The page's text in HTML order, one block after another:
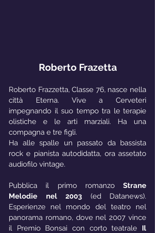
Roberto Frazetta
Roberto Frazzetta, Classe 76, nasce nella
città Eterna. Vive a Cerveteri
impegnando il suo tempo tra le terapie
olistiche e le arti marziali. Ha una
compagna e tre figli.
Ha alle spalle un passato da bassista
rock e pianista autodidatta, ora assetato
audiofilo vintage.
Pubblica il primo romanzo Strane
Melodie nel 2003 (ed Datanews).
Esperienze nel mondo del teatro nel
panorama romano, dove nel 2007 vince
il Premio Bonsai con corto teatrale Il